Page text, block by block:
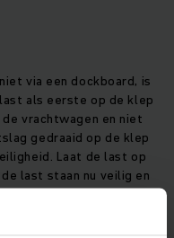
via een dockboard, is
als eerste op de klep
vrachtwagen en niet
gedraaid op de klep
Laat de last op
last staan nu veilig en
bij het laden. De
zet je dwars op